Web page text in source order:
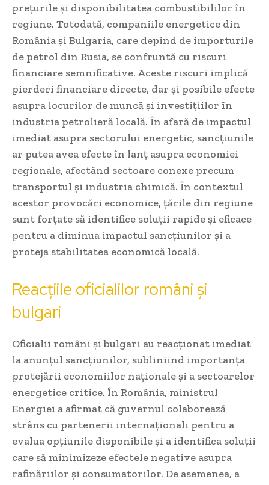
prețurile și disponibilitatea combustibililor în
regiune. Totodată, companiile energetice din
România și Bulgaria, care depind de importurile
de petrol din Rusia, se confruntă cu riscuri
financiare semnificative. Aceste riscuri implică
pierderi financiare directe, dar și posibile efecte
asupra locurilor de muncă și investițiilor în
industria petrolieră locală. În afară de impactul
imediat asupra sectorului energetic, sancțiunile
ar putea avea efecte în lanț asupra economiei
regionale, afectând sectoare conexe precum
transportul și industria chimică. În contextul
acestor provocări economice, țările din regiune
sunt forțate să identifice soluții rapide și eficace
pentru a diminua impactul sancțiunilor și a
proteja stabilitatea economică locală.
Reacțiile oficialilor români și
bulgari
Oficialii români și bulgari au reacționat imediat
la anunțul sancțiunilor, subliniind importanța
protejării economiilor naționale și a sectoarelor
energetice critice. În România, ministrul
Energiei a afirmat că guvernul colaborează
strâns cu partenerii internaționali pentru a
evalua opțiunile disponibile și a identifica soluții
care să minimizeze efectele negative asupra
rafinăriilor și consumatorilor. De asemenea, a